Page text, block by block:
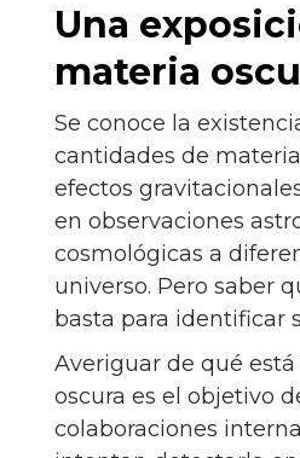
Una
materia
Se conoce la
cantidades de
efectos
en observaciones
cosmológicas a
universo. Pero saber
basta para identificar
Averiguar de qué
oscura es el objetivo
colaboraciones